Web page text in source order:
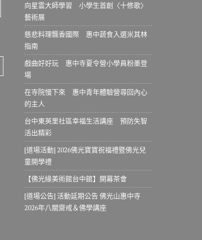
向星雲大師學習 小學生首創〈十修歌〉
藝術展
慈悲料理飄香國際 惠中蔬食入選米其林
指南
戲曲好好玩 惠中寺夏令營小學員粉墨登
場
在寺院慢下來 惠中青年體驗營尋回內心
的主人
台中東英里社區幸福生活講座 預防失智
活出精彩
[道場活動] 2026佛光寶寶祝福禮暨佛光兒
童開學禮
【佛光緣美術館台中館】開幕茶會
[道場公告] 活動延期公告 佛光山惠中寺
2026年八關齋戒＆佛學講座